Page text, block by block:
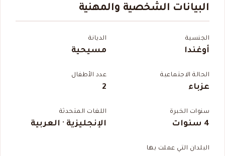
البيانات الشخصية والمهنية
الجنسية
أوغندا
الديانة
مسيحية
الحالة الاجتماعية
عزباء
عدد الأطفال
2
سنوات الخبرة
4 سنوات
اللغات المتحدثة
الإنجليزية · العربية
البلدان التي عملت بها